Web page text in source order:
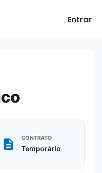
Entrar
CONTRATO
Temporário